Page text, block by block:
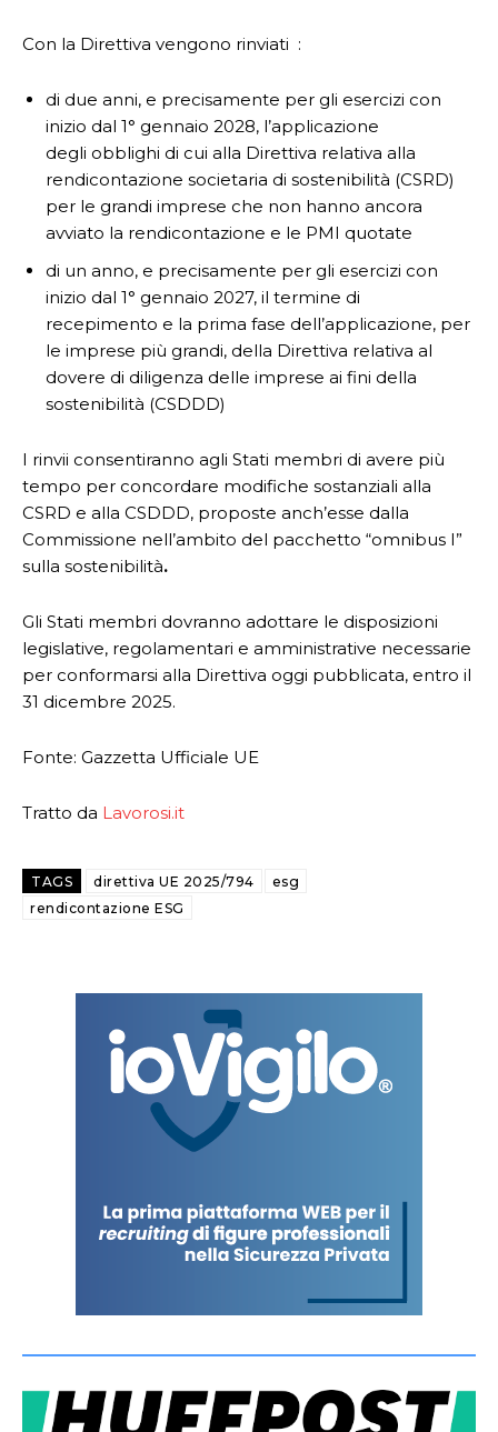
Con la Direttiva vengono rinviati :
di due anni, e precisamente per gli esercizi con
inizio dal 1° gennaio 2028, l’applicazione
degli obblighi di cui alla Direttiva relativa alla
rendicontazione societaria di sostenibilità (CSRD)
per le grandi imprese che non hanno ancora
avviato la rendicontazione e le PMI quotate
di un anno, e precisamente per gli esercizi con
inizio dal 1° gennaio 2027, il termine di
recepimento e la prima fase dell’applicazione, per
le imprese più grandi, della Direttiva relativa al
dovere di diligenza delle imprese ai fini della
sostenibilità (CSDDD)
I rinvii consentiranno agli Stati membri di avere più
tempo per concordare modifiche sostanziali alla
CSRD e alla CSDDD, proposte anch’esse dalla
Commissione nell’ambito del pacchetto “omnibus I”
sulla sostenibilità.
Gli Stati membri dovranno adottare le disposizioni
legislative, regolamentari e amministrative necessarie
per conformarsi alla Direttiva oggi pubblicata, entro il
31 dicembre 2025.
Fonte: Gazzetta Ufficiale UE
Tratto da Lavorosi.it
TAGS direttiva UE 2025/794
esg
rendicontazione ESG